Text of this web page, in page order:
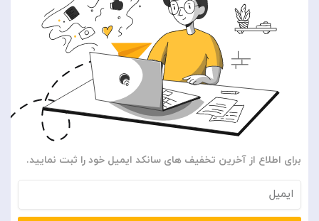
برای اطلاع از آخرین تخفیف های سانکد ایمیل خود را ثبت نمایید.